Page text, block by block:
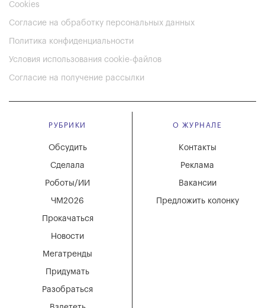
Cookies
Согласие на обработку персональных данных
Политика конфиденциальности
Условия использования cookie-файлов
Согласие на получение рассылки
РУБРИКИ
Мегатренды
Придумать
Разобраться
Новости
Обсудить
Сделала
Роботы/ИИ
ЧМ2026
Прокачаться
О ЖУРНАЛЕ
Вакансии
Реклама
Контакты
Предложить колонку